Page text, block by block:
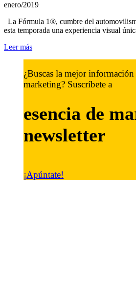
enero/2019
La Fórmula 1®, cumbre del
esta temporada una experiencia visual
Leer más
¿Buscas la mejor información
marketing? Suscríbete a
esencia de
newsletter
¡Apúntate!